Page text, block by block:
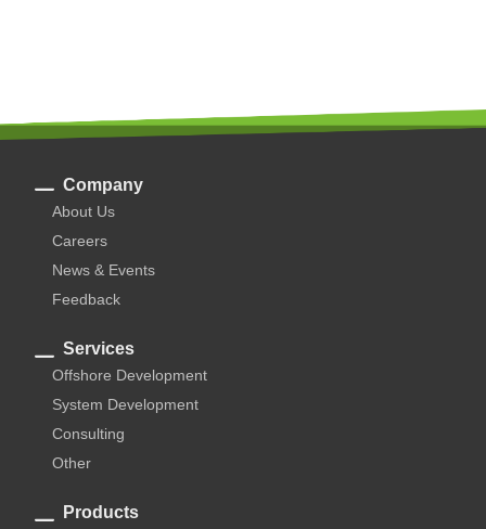
Company
About Us
Careers
News & Events
Feedback
Services
Offshore Development
System Development
Consulting
Other
Products